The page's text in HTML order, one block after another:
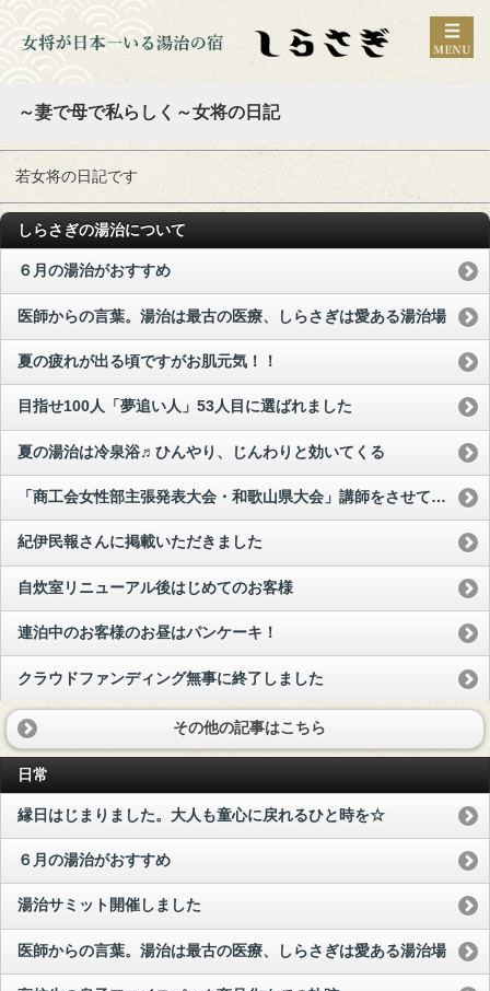
～妻で母で私らしく～女将の日記
若女将の日記です
しらさぎの湯治について
６月の湯治がおすすめ
医師からの言葉。湯治は最古の医療、しらさぎは愛ある湯治場
夏の疲れが出る頃ですがお肌元気！！
目指せ100人「夢追い人」53人目に選ばれました
夏の湯治は冷泉浴♬ひんやり、じんわりと効いてくる
「商工会女性部主張発表大会・和歌山県大会」講師をさせていただきました
紀伊民報さんに掲載いただきました
自炊室リニューアル後はじめてのお客様
連泊中のお客様のお昼はパンケーキ！
クラウドファンディング無事に終了しました
その他の記事はこちら
日常
縁日はじまりました。大人も童心に戻れるひと時を☆
６月の湯治がおすすめ
湯治サミット開催しました
医師からの言葉。湯治は最古の医療、しらさぎは愛ある湯治場